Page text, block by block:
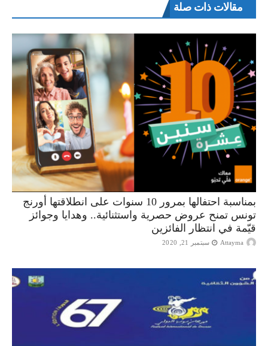
مقالات ذات صلة
بمناسبة احتفالها بمرور 10 سنوات على انطلاقتها أورنج
تونس تمنح عروض حصرية واستثنائية.. وهدايا وجوائز
قيّمة في انتظار الفائزين
Attayma سبتمبر 21, 2020